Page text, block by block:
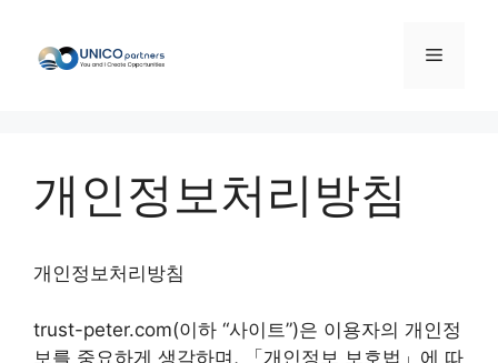
메
개인정보처리방침
개인정보처리방침
trust-peter.com(이하 “사이트”)은 이용자의 개인정
보를 중요하게 생각하며, 「개인정보 보호법」에 따